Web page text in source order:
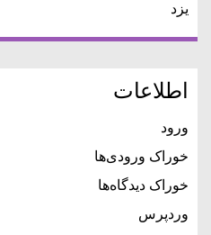
یزد
اطلاعات
ورود
خوراک ورودی‌ها
خوراک دیدگاه‌ها
وردپرس